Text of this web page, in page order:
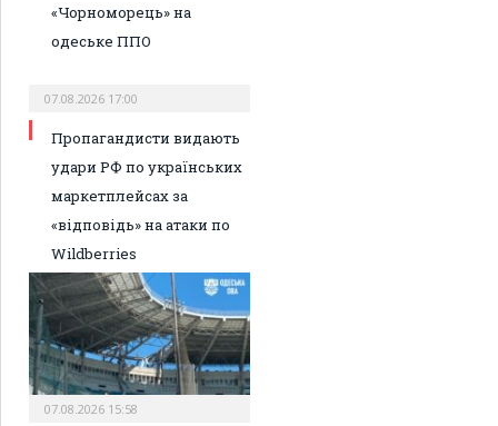
«Чорноморець» на
одеське ППО
07.08.2026 17:00
Пропагандисти видають
удари РФ по українських
маркетплейсах за
«відповідь» на атаки по
Wildberries
07.08.2026 15:58